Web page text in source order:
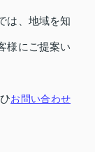
は、地域を知
様にご提案い
お問い合わせ